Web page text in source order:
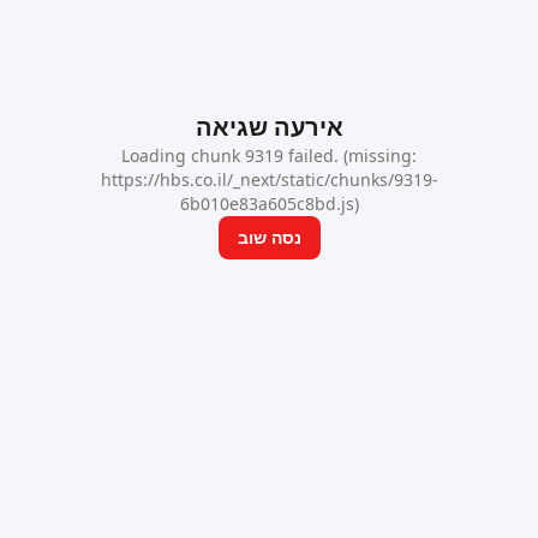
אירעה שגיאה
Loading chunk 9319 failed. (missing:
https://hbs.co.il/_next/static/chunks/9319-
6b010e83a605c8bd.js)